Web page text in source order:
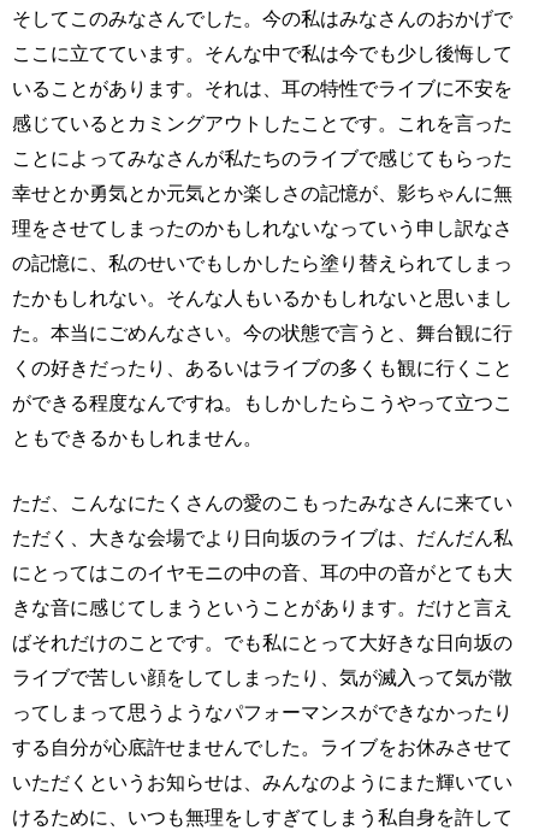
そしてこのみなさんでした。今の私はみなさんのおかげで
ここに立てています。そんな中で私は今でも少し後悔して
いることがあります。それは、耳の特性でライブに不安を
感じているとカミングアウトしたことです。これを言った
ことによってみなさんが私たちのライブで感じてもらった
幸せとか勇気とか元気とか楽しさの記憶が、影ちゃんに無
理をさせてしまったのかもしれないなっていう申し訳なさ
の記憶に、私のせいでもしかしたら塗り替えられてしまっ
たかもしれない。そんな人もいるかもしれないと思いまし
た。本当にごめんなさい。今の状態で言うと、舞台観に行
くの好きだったり、あるいはライブの多くも観に行くこと
ができる程度なんですね。もしかしたらこうやって立つこ
ともできるかもしれません。
ただ、こんなにたくさんの愛のこもったみなさんに来てい
ただく、大きな会場でより日向坂のライブは、だんだん私
にとってはこのイヤモニの中の音、耳の中の音がとても大
きな音に感じてしまうということがあります。だけと言え
ばそれだけのことです。でも私にとって大好きな日向坂の
ライブで苦しい顔をしてしまったり、気が滅入って気が散
ってしまって思うようなパフォーマンスができなかったり
する自分が心底許せませんでした。ライブをお休みさせて
いただくというお知らせは、みんなのようにまた輝いてい
けるために、いつも無理をしすぎてしまう私自身を許して